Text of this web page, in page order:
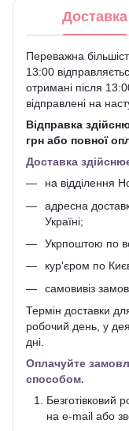
Доставка
Переважна
13:00
отримані після
відправлені на
Відправка
грн або повної
Доставка
на відділення
адресна
Україні;
Укрпоштою по
кур'єром по
самовивіз
Термін доставки
робочий день, у
дні.
Оплачуйте
способом.
Безготівковий
на e-mail або